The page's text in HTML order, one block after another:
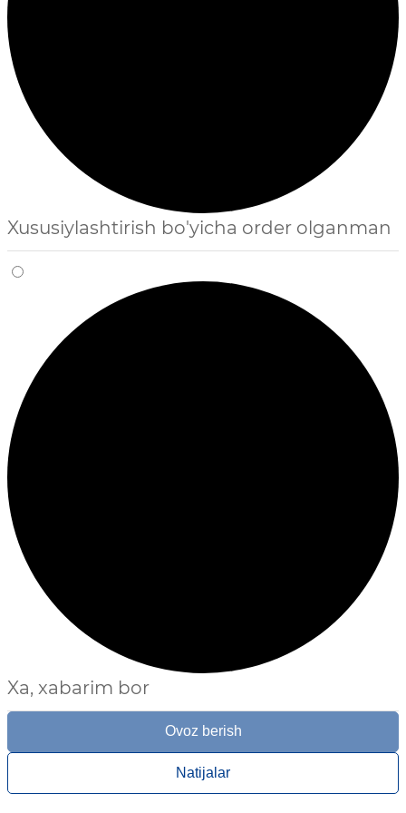
Xususiylashtirish bo'yicha order olganman
Xa, xabarim bor
Ovoz berish
Natijalar